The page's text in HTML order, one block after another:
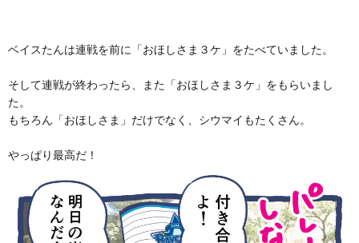
ベイスたんは連戦を前に「おほしさま３ケ」をたべていました。
そして連戦が終わったら、また「おほしさま３ケ」をもらいまし
た。
もちろん「おほしさま」だけでなく、シウマイもたくさん。
やっぱり最高だ！